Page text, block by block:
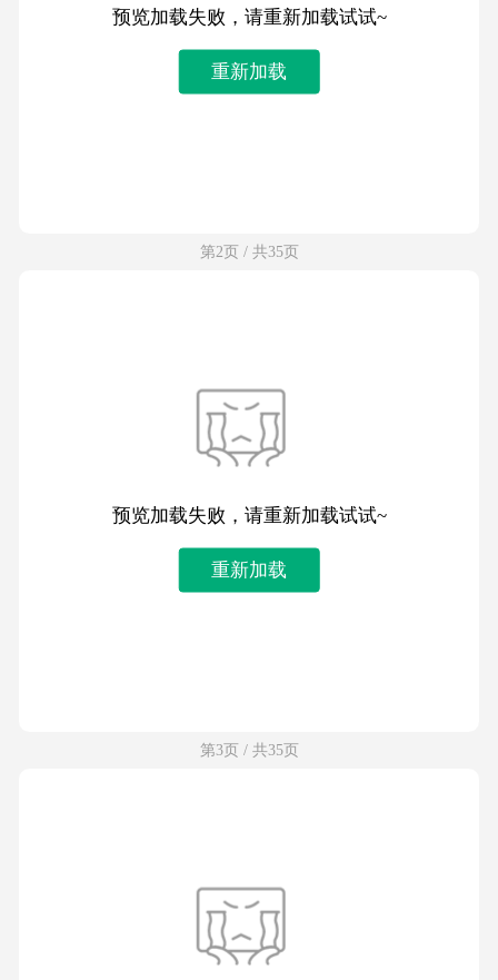
预览加载失败，请重新加载试试~
重新加载
第2页 / 共35页
预览加载失败，请重新加载试试~
重新加载
第3页 / 共35页